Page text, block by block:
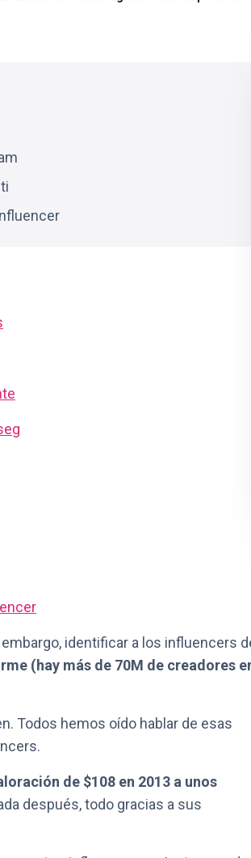
identificar a los influencers
(hay más de 70M de creadores
Todos hemos oído hablar de esas
de $108 en 2013 a unos
después, todo gracias a sus